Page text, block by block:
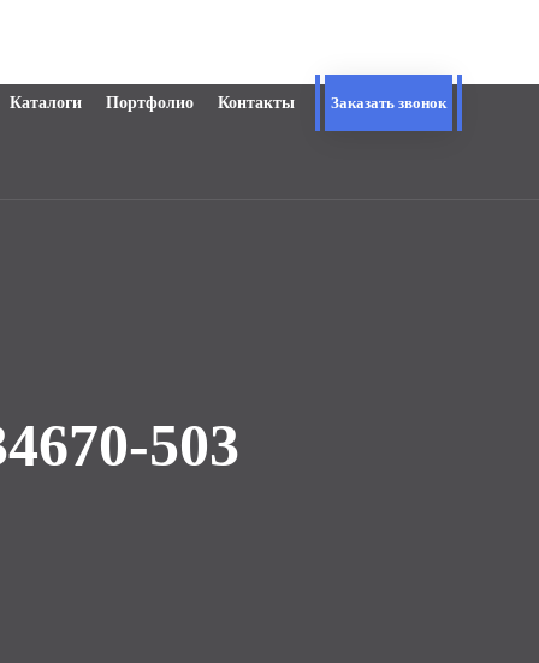
Каталоги Портфолио Контакты Заказать звонок
503